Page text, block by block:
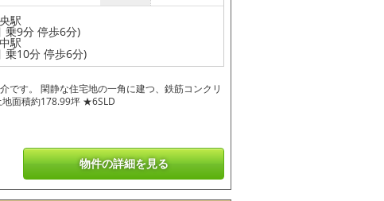
駅
乗9分 停歩6分)
駅
乗10分 停歩6分)
です。 閑静な住宅地の一角に建つ、鉄筋コンクリ
面積約178.99坪 ★6SLD
物件の詳細を見る